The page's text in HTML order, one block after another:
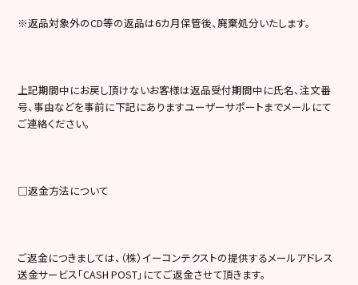
※返品対象外のCD等の返品は6カ月保管後、廃棄処分いたします。
上記期間中にお戻し頂けないお客様は返品受付期間中に氏名、注文番
号、事由などを事前に下記にありますユーザーサポートまでメールにて
ご連絡ください。
□返金方法について
ご返金につきましては、（株）イーコンテクストの提供するメールアドレス
送金サービス「CASH POST」にてご返金させて頂きます。